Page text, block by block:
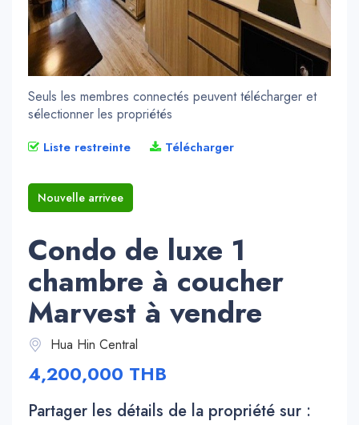
Seuls les membres connectés peuvent télécharger et
sélectionner les propriétés
Liste restreinte Télécharger
Nouvelle arrivee
Condo de luxe 1
chambre à coucher
Marvest à vendre
Hua Hin Central
4,200,000 THB
Partager les détails de la propriété sur :